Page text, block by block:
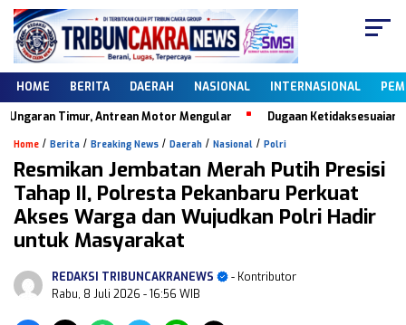
HOME BERITA DAERAH NASIONAL INTERNASIONAL
Timur, Antrean Motor Mengular Dugaan Ketidaksesuaian Data
Home / Berita / Breaking News / Daerah / Nasional / Polri
Resmikan Jembatan Merah Putih Presisi
Tahap II, Polresta Pekanbaru Perkuat
Akses Warga dan Wujudkan Polri Hadir
untuk Masyarakat
REDAKSI TRIBUNCAKRANEWS
- Kontributor
Rabu, 8 Juli 2026 - 16:56 WIB